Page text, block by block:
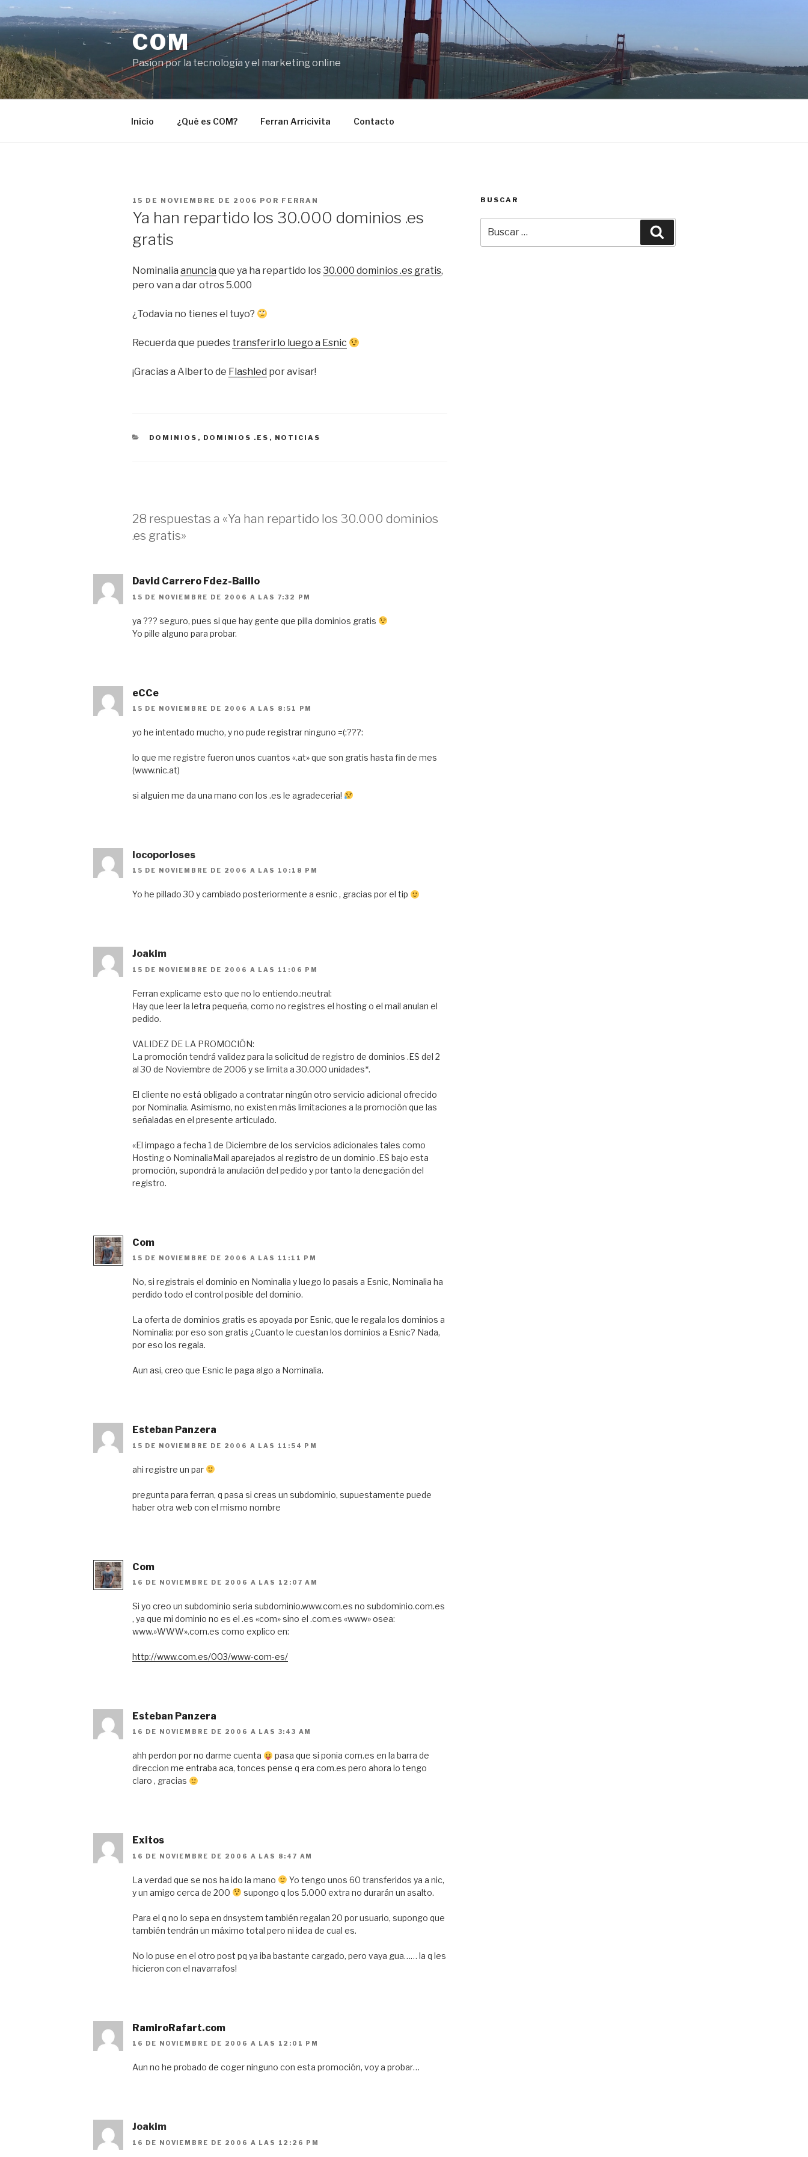
Saltar
al
contenido
COM
Pasíon por la tecnología y el marketing online
Inicio ¿Qué es COM? Ferran Arricivita Contacto
PUBLICADO
15 DE NOVIEMBRE DE 2006 POR FERRAN
Ya han repartido los 30.000 dominios .es
gratis
Nominalia anuncia que ya ha repartido los30.000 dominios .es gratis,
pero van a dar otros 5.000
¿Todavia no tienes el tuyo?
Recuerda que puedes transferirlo luego a Esnic
¡Gracias a Alberto de Flashled por avisar!
CATEGORÍAS
DOMINIOS , DOMINIOS .ES , NOTICIAS
28 respuestas a «Ya han repartido los 30.000 dominios
.es gratis»
David Carrero Fdez-Baillo
15 DE NOVIEMBRE DE 2006 A LAS 7:32 PM
ya ??? seguro, pues si que hay gente que pilla dominios gratis
Yo pille alguno para probar.
eCCe
15 DE NOVIEMBRE DE 2006 A LAS 8:51 PM
yo he intentado mucho, y no pude registrar ninguno =(:???:
lo que me registre fueron unos cuantos «.at» que son gratis hasta fin de mes
(www.nic.at)
si alguien me da una mano con los .es le agradeceria!
locoporloses
15 DE NOVIEMBRE DE 2006 A LAS 10:18 PM
Yo he pillado 30 y cambiado posteriormente a esnic , gracias por el tip
Joakim
15 DE NOVIEMBRE DE 2006 A LAS 11:06 PM
Ferran explicame esto que no lo entiendo.:neutral:
Hay que leer la letra pequeña, como no registres el hosting o el mail anulan el
pedido.
VALIDEZ DE LA PROMOCIÓN:
La promoción tendrá validez para la solicitud de registro de dominios .ES del 2
al 30 de Noviembre de 2006 y se limita a 30.000 unidades*.
El cliente no está obligado a contratar ningún otro servicio adicional ofrecido
por Nominalia. Asimismo, no existen más limitaciones a la promoción que las
señaladas en el presente articulado.
«El impago a fecha 1 de Diciembre de los servicios adicionales tales como
Hosting o NominaliaMail aparejados al registro de un dominio .ES bajo esta
promoción, supondrá la anulación del pedido y por tanto la denegación del
registro.
Com
15 DE NOVIEMBRE DE 2006 A LAS 11:11 PM
No, si registrais el dominio en Nominalia y luego lo pasais a Esnic, Nominalia ha
perdido todo el control posible del dominio.
La oferta de dominios gratis es apoyada por Esnic, que le regala los dominios a
Nominalia: por eso son gratis ¿Cuanto le cuestan los dominios a Esnic? Nada,
por eso los regala.
Aun asi, creo que Esnic le paga algo a Nominalia.
Esteban Panzera
15 DE NOVIEMBRE DE 2006 A LAS 11:54 PM
ahi registre un par
pregunta para ferran, q pasa si creas un subdominio, supuestamente puede
haber otra web con el mismo nombre
Com
16 DE NOVIEMBRE DE 2006 A LAS 12:07 AM
Si yo creo un subdominio seria subdominio.www.com.es no subdominio.com.es
, ya que mi dominio no es el .es «com» sino el .com.es «www» osea:
www.»WWW».com.es como explico en:
http://www.com.es/003/www-com-es/
Esteban Panzera
16 DE NOVIEMBRE DE 2006 A LAS 3:43 AM
ahh perdon por no darme cuenta
pasa que si ponia com.es en la barra de
direccion me entraba aca, tonces pense q era com.es pero ahora lo tengo
claro , gracias
Exitos
16 DE NOVIEMBRE DE 2006 A LAS 8:47 AM
La verdad que se nos ha ido la mano
Yo tengo unos 60 transferidos ya a nic,
y un amigo cerca de 200
supongo q los 5.000 extra no durarán un asalto.
Para el q no lo sepa en dnsystem también regalan 20 por usuario, supongo que
también tendrán un máximo total pero ni idea de cual es.
No lo puse en el otro post pq ya iba bastante cargado, pero vaya gua…… la q les
hicieron con el navarrafos!
RamiroRafart.com
16 DE NOVIEMBRE DE 2006 A LAS 12:01 PM
Aun no he probado de coger ninguno con esta promoción, voy a probar…
Joakim
16 DE NOVIEMBRE DE 2006 A LAS 12:26 PM
BUSCAR
por: